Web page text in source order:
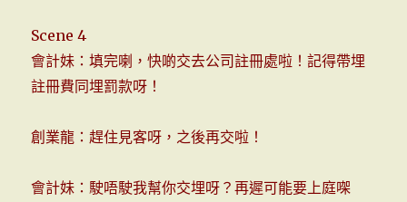
Scene 4
會計妹：填完喇，快啲交去公司註冊處啦！記得帶埋
註冊費同埋罰款呀！
創業龍：趕住見客呀，之後再交啦！
會計妹：駛唔駛我幫你交埋呀？再遲可能要上庭㗎